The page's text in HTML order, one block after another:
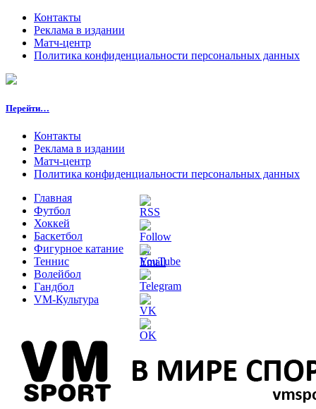
Контакты
Реклама в издании
Матч-центр
Политика конфиденциальности персональных данных
Перейти…
Контакты
Реклама в издании
Матч-центр
Политика конфиденциальности персональных данных
Главная
Футбол
Хоккей
Баскетбол
Фигурное катание
Теннис
Волейбол
Гандбол
VM-Культура